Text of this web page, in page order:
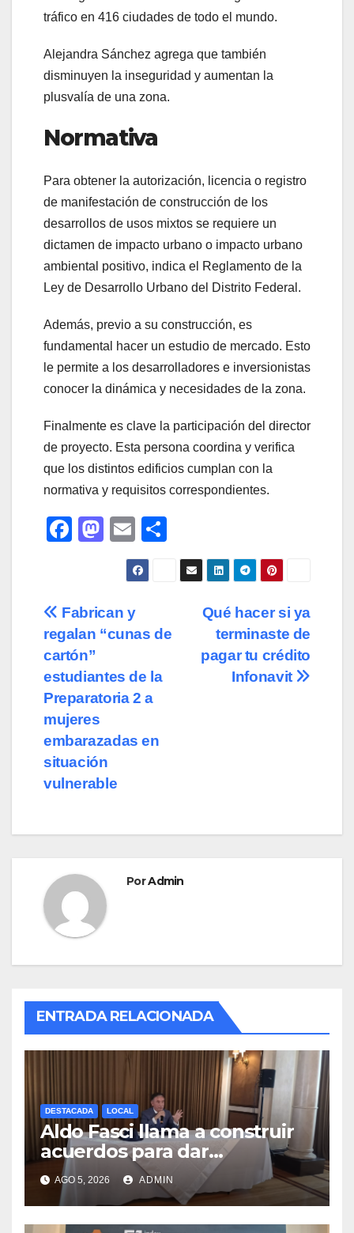
tráfico en 416 ciudades de todo el mundo.
Alejandra Sánchez agrega que también
disminuyen la inseguridad y aumentan la
plusvalía de una zona.
Normativa
Para obtener la autorización, licencia o registro
de manifestación de construcción de los
desarrollos de usos mixtos se requiere un
dictamen de impacto urbano o impacto urbano
ambiental positivo, indica el Reglamento de la
Ley de Desarrollo Urbano del Distrito Federal.
Además, previo a su construcción, es
fundamental hacer un estudio de mercado. Esto
le permite a los desarrolladores e inversionistas
conocer la dinámica y necesidades de la zona.
Finalmente es clave la participación del director
de proyecto. Esta persona coordina y verifica
que los distintos edificios cumplan con la
normativa y requisitos correspondientes.
F
e
b
o
o
k
M
o
d
n
E
m
ail
o
m
ar
Navegación
de
entradas
Qué hacer si ya
terminaste de
pagar tu crédito
Infonavit
Fabrican y
regalan “cunas de
cartón”
estudiantes de la
Preparatoria 2 a
mujeres
embarazadas en
situación
vulnerable
PorAdmin
ENTRADA RELACIONADA
DESTACADA LOCAL
Aldo Fasci llama a construir
acuerdos para dar
gobernabilidad a Nuevo
León
AGO 5, 2026 ADMIN